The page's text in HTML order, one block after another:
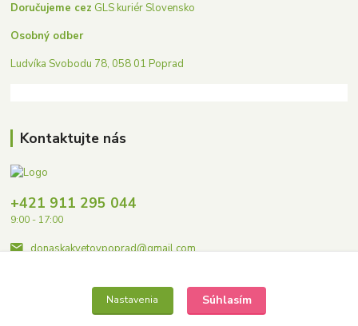
Doručujeme cez GLS kuriér Slovensko
Osobný odber
Ludvíka Svobodu 78, 058 01 Poprad
Kontaktujte nás
+421 911 295 044
9:00 - 17:00
donaskakvetovpoprad@gmail.com
Nastavenia Súhlasím